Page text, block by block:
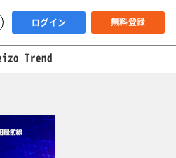
ログイン 無料登録
Trend